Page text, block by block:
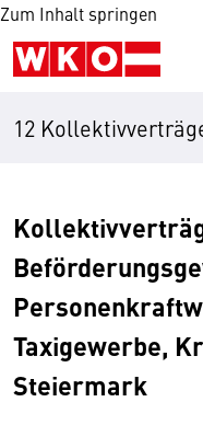
Zum Inhalt springen
12
Taxigewerbe,
Steiermark